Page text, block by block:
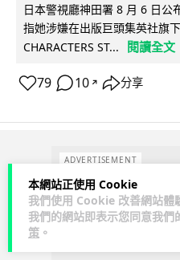
本網站正使用 Cookie
我們使用 Cookie 改善網站體
我們的網站即表示您同意我們
策 。
日本警視廳神田署 8 月 6 日公
指她涉嫌在出版巨頭集英社旗
CHARACTERS ST...
閱讀全文
79 10 ↗ 分享
ADVERTISEMENT